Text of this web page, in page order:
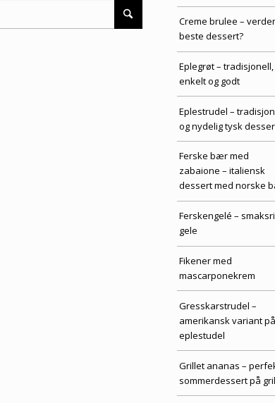
Creme brulee –
beste dessert?
Eplegrøt – tradisjonell,
enkelt og godt
Eplestrudel –
og nydelig tysk
Ferske bær med
zabaione – italiensk
dessert med norske
Ferskengelé –
gele
Fikener med
mascarponekrem
Gresskarstrudel –
amerikansk variant på
eplestudel
Grillet ananas –
sommerdessert på